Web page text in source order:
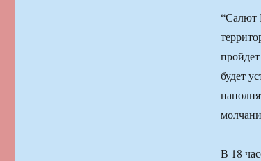
“Салют
будет
В 18